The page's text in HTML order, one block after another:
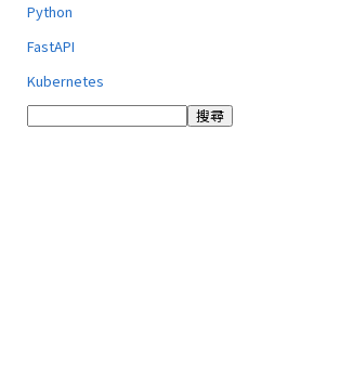
Python
FastAPI
Kubernetes